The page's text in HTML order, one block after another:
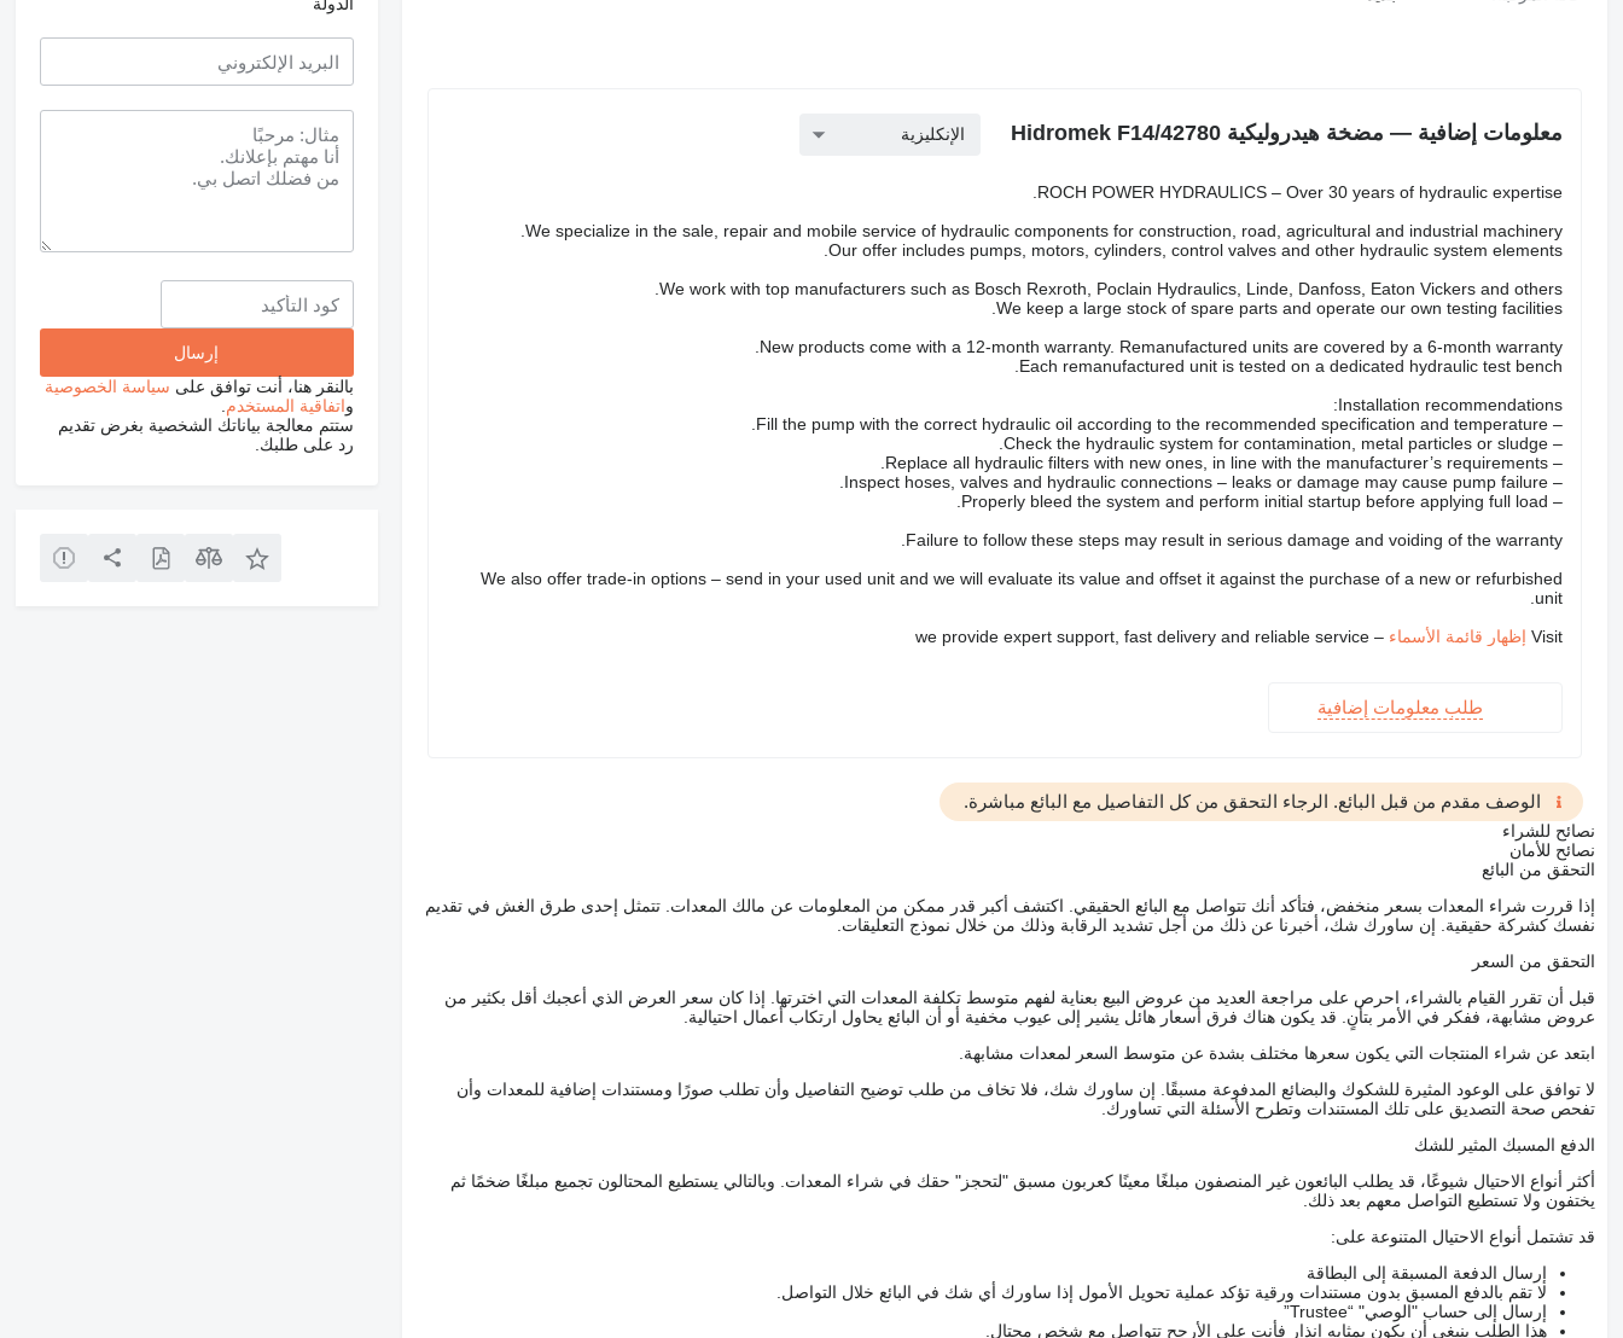
معلومات إضافية — مضخة هيدروليكية Hidromek F14/42780 الإنكليزية
ROCH POWER HYDRAULICS – Over 30 years of hydraulic expertise.
We specialize in the sale, repair and mobile service of hydraulic components for construction, road, agricultural and industrial machinery.
Our offer includes pumps, motors, cylinders, control valves and other hydraulic system elements.
We work with top manufacturers such as Bosch Rexroth, Poclain Hydraulics, Linde, Danfoss, Eaton Vickers and others.
We keep a large stock of spare parts and operate our own testing facilities.
New products come with a 12-month warranty. Remanufactured units are covered by a 6-month warranty.
Each remanufactured unit is tested on a dedicated hydraulic test bench.
Installation recommendations:
– Fill the pump with the correct hydraulic oil according to the recommended specification and temperature.
– Check the hydraulic system for contamination, metal particles or sludge.
– Replace all hydraulic filters with new ones, in line with the manufacturer’s requirements.
– Inspect hoses, valves and hydraulic connections – leaks or damage may cause pump failure.
– Properly bleed the system and perform initial startup before applying full load.
Failure to follow these steps may result in serious damage and voiding of the warranty.
We also offer trade-in options – send in your used unit and we will evaluate its value and offset it against the purchase of a new or refurbished
unit.
Visit إظهار قائمة الأسماء – we provide expert support, fast delivery and reliable service
طلب معلومات إضافية
الوصف مقدم من قبل البائع. الرجاء التحقق من كل التفاصيل مع البائع مباشرة.
نصائح للشراء
نصائح للأمان
التحقق من البائع
إذا قررت شراء المعدات بسعر منخفض، فتأكد أنك تتواصل مع البائع الحقيقي. اكتشف أكبر قدر ممكن من المعلومات عن مالك المعدات. تتمثل إحدى طرق الغش في تقديم
نفسك كشركة حقيقية. إن ساورك شك، أخبرنا عن ذلك من أجل تشديد الرقابة وذلك من خلال نموذج التعليقات.
التحقق من السعر
قبل أن تقرر القيام بالشراء، احرص على مراجعة العديد من عروض البيع بعناية لفهم متوسط تكلفة المعدات التي اخترتها. إذا كان سعر العرض الذي أعجبك أقل بكثير من
عروض مشابهة، ففكر في الأمر بتأنٍ. قد يكون هناك فرق أسعار هائل يشير إلى عيوب مخفية أو أن البائع يحاول ارتكاب أعمال احتيالية.
ابتعد عن شراء المنتجات التي يكون سعرها مختلف بشدة عن متوسط السعر لمعدات مشابهة.
لا توافق على الوعود المثيرة للشكوك والبضائع المدفوعة مسبقًا. إن ساورك شك، فلا تخاف من طلب توضيح التفاصيل وأن تطلب صورًا ومستندات إضافية للمعدات وأن
تفحص صحة التصديق على تلك المستندات وتطرح الأسئلة التي تساورك.
الدفع المسبك المثير للشك
أكثر أنواع الاحتيال شيوعًا، قد يطلب البائعون غير المنصفون مبلغًا معينًا كعربون مسبق "لتحجز" حقك في شراء المعدات. وبالتالي يستطيع المحتالون تجميع مبلغًا ضخمًا ثم
يختفون ولا تستطيع التواصل معهم بعد ذلك.
قد تشتمل أنواع الاحتيال المتنوعة على:
إرسال الدفعة المسبقة إلى البطاقة
لا تقم بالدفع المسبق بدون مستندات ورقية تؤكد عملية تحويل الأمول إذا ساورك أي شك في البائع خلال التواصل.
إرسال إلى حساب "الوصي" “Trustee”
هذا الطلب ينبغي أن يكون بمثابه إنذار فأنت على الأرجح تتواصل مع شخص محتال.
بالنقر هنا، أنت توافق على سياسة الخصوصية
واتفاقية المستخدم
ستتم معالجة بياناتك الشخصية بغرض تقديم
رد على طلبك.